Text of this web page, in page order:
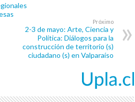
Próximo
2-3 de mayo: Arte, Ciencia y
Política: Diálogos para la
construcción de territorio (s)
ciudadano (s) en Valparaíso